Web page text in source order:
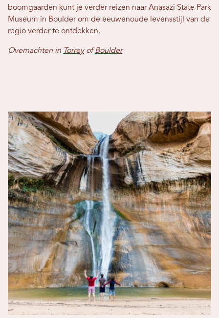
boomgaarden kunt je verder reizen naar Anasazi State Park
Museum in Boulder om de eeuwenoude levensstijl van de
regio verder te ontdekken.
Overnachten in TorreyofBoulder